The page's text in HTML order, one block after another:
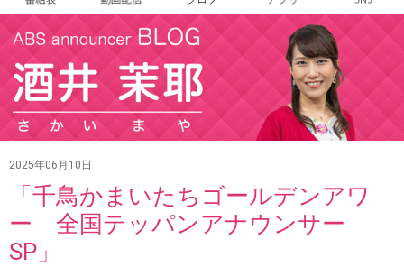
2025年06月10日
「千鳥かまいたちゴールデンアワ
ー 全国テッパンアナウンサー
SP」